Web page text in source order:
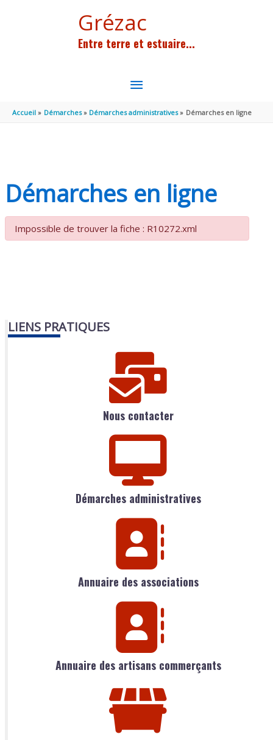
Grézac
Entre terre et estuaire...
MENU
PRINCIPAL
Accueil Démarches Démarches administratives Démarches en ligne
Démarches en ligne
Impossible de trouver la fiche : R10272.xml
LIENS PRATIQUES
Nous contacter
Démarches administratives
Annuaire des associations
Annuaire des artisans commerçants